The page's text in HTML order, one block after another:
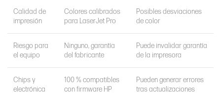
Calidad de
impresión
Colores calibrados
para LaserJet Pro
Posibles desviaciones
de color
Riesgo para
el equipo
Ninguno, garantía
del fabricante
Puede invalidar garantía
de la impresora
Chips y
electrónica
100 % compatibles
con firmware HP
Pueden generar errores
tras actualizaciones